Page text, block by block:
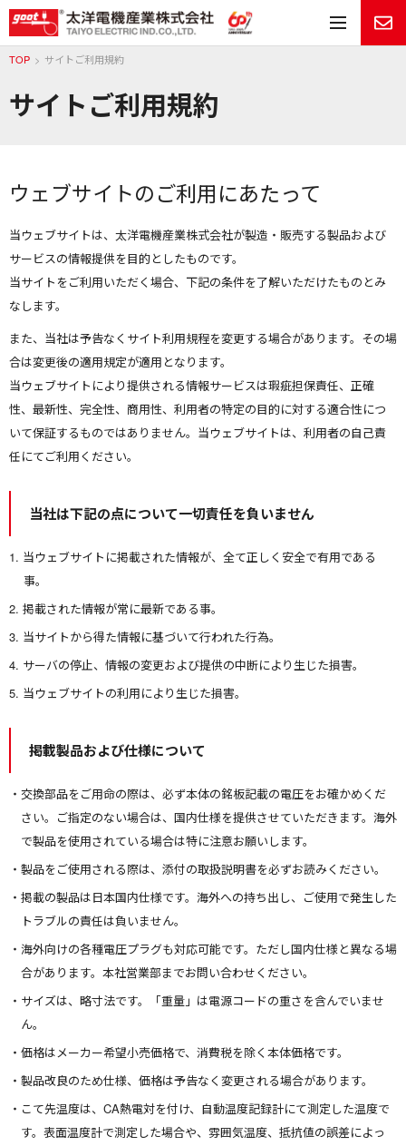
メ
サイトご利用規約
TOP サイトご利用規約
ウェブサイトのご利用にあたって
当ウェブサイトは、太洋電機産業株式会社が製造・販売する製品および
サービスの情報提供を目的としたものです。
当サイトをご利用いただく場合、下記の条件を了解いただけたものとみ
なします。
また、当社は予告なくサイト利用規程を変更する場合があります。その場
合は変更後の適用規定が適用となります。
当ウェブサイトにより提供される情報サービスは瑕疵担保責任、正確
性、最新性、完全性、商用性、利用者の特定の目的に対する適合性につ
いて保証するものではありません。当ウェブサイトは、利用者の自己責
任にてご利用ください。
当社は下記の点について一切責任を負いません
当ウェブサイトに掲載された情報が、全て正しく安全で有用である
事。
掲載された情報が常に最新である事。
当サイトから得た情報に基づいて行われた行為。
サーバの停止、情報の変更および提供の中断により生じた損害。
当ウェブサイトの利用により生じた損害。
掲載製品および仕様について
交換部品をご用命の際は、必ず本体の銘板記載の電圧をお確かめくだ
さい。ご指定のない場合は、国内仕様を提供させていただきます。海外
で製品を使用されている場合は特に注意お願いします。
製品をご使用される際は、添付の取扱説明書を必ずお読みください。
掲載の製品は日本国内仕様です。海外への持ち出し、ご使用で発生した
トラブルの責任は負いません。
海外向けの各種電圧プラグも対応可能です。ただし国内仕様と異なる場
合があります。本社営業部までお問い合わせください。
サイズは、略寸法です。「重量」は電源コードの重さを含んでいませ
ん。
価格はメーカー希望小売価格で、消費税を除く本体価格です。
製品改良のため仕様、価格は予告なく変更される場合があります。
こて先温度は、CA熱電対を付け、自動温度記録計にて測定した温度で
す。表面温度計で測定した場合や、雰囲気温度、抵抗値の誤差によっ